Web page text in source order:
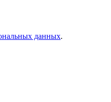
данных.